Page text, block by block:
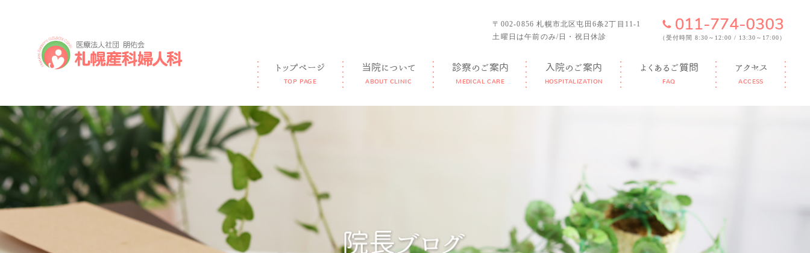
〒002-0856 札幌市北区屯田6条2丁目11-1
土曜日は午前のみ/日・祝日休診
（受付時間 8:30～12:00 / 13:30～17:00）
トップページ
TOP PAGE
当院について
ABOUT CLINIC
診察のご案内
MEDICAL CARE
入院のご案内
HOSPITALIZATION
よくあるご質問
FAQ
アクセス
ACCESS